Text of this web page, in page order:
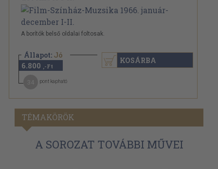
A borítók belső oldalai foltosak.
Állapot: Jó
6.800 ,-Ft
pont kapható
KOSÁRBA
TÉMAKÖRÖK
A SOROZAT TOVÁBBI MŰVEI